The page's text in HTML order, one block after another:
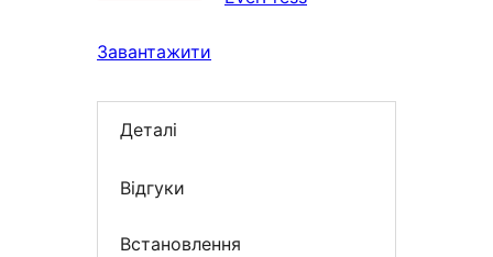
Завантажити
Деталі
Відгуки
Встановлення